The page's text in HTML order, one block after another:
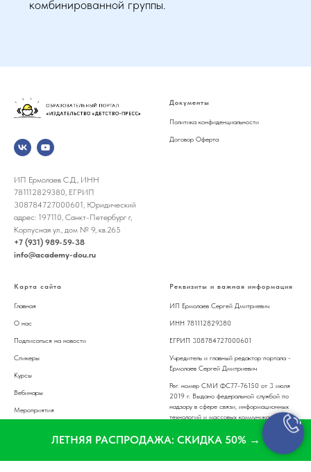
ЛЕТНЯЯ РАСПРОДАЖА: СКИДКА 50% →
комбинированной группы.
ИП Ермолаев С.Д., ИНН
781112829380, ЕГРИП
308784727000601, Юридический
адрес: 197110, Санкт-Петербург г,
Корпусная ул., дом № 9, кв.265
+7 (931) 989-59-38
info@academy-dou.ru
Документы
Политика конфиденциальности
Договор Оферта
Карта сайта
Главная
О нас
Подписаться на новости
Спикеры
Курсы
Вебинары
Мероприятия
Реквизиты и важная информация
ИП Ермолаев Сергей Дмитриевич
ИНН 781112829380
ЕГРИП 308784727000601
Учредитель и главный редактор портала -
Ермолаев Сергей Дмитриевич
Рег. номер СМИ ФС77-76150 от 3 июля
2019 г. Выдано федеральной службой по
надзору в сфере связи, информационных
технологий и массовых коммуникаций